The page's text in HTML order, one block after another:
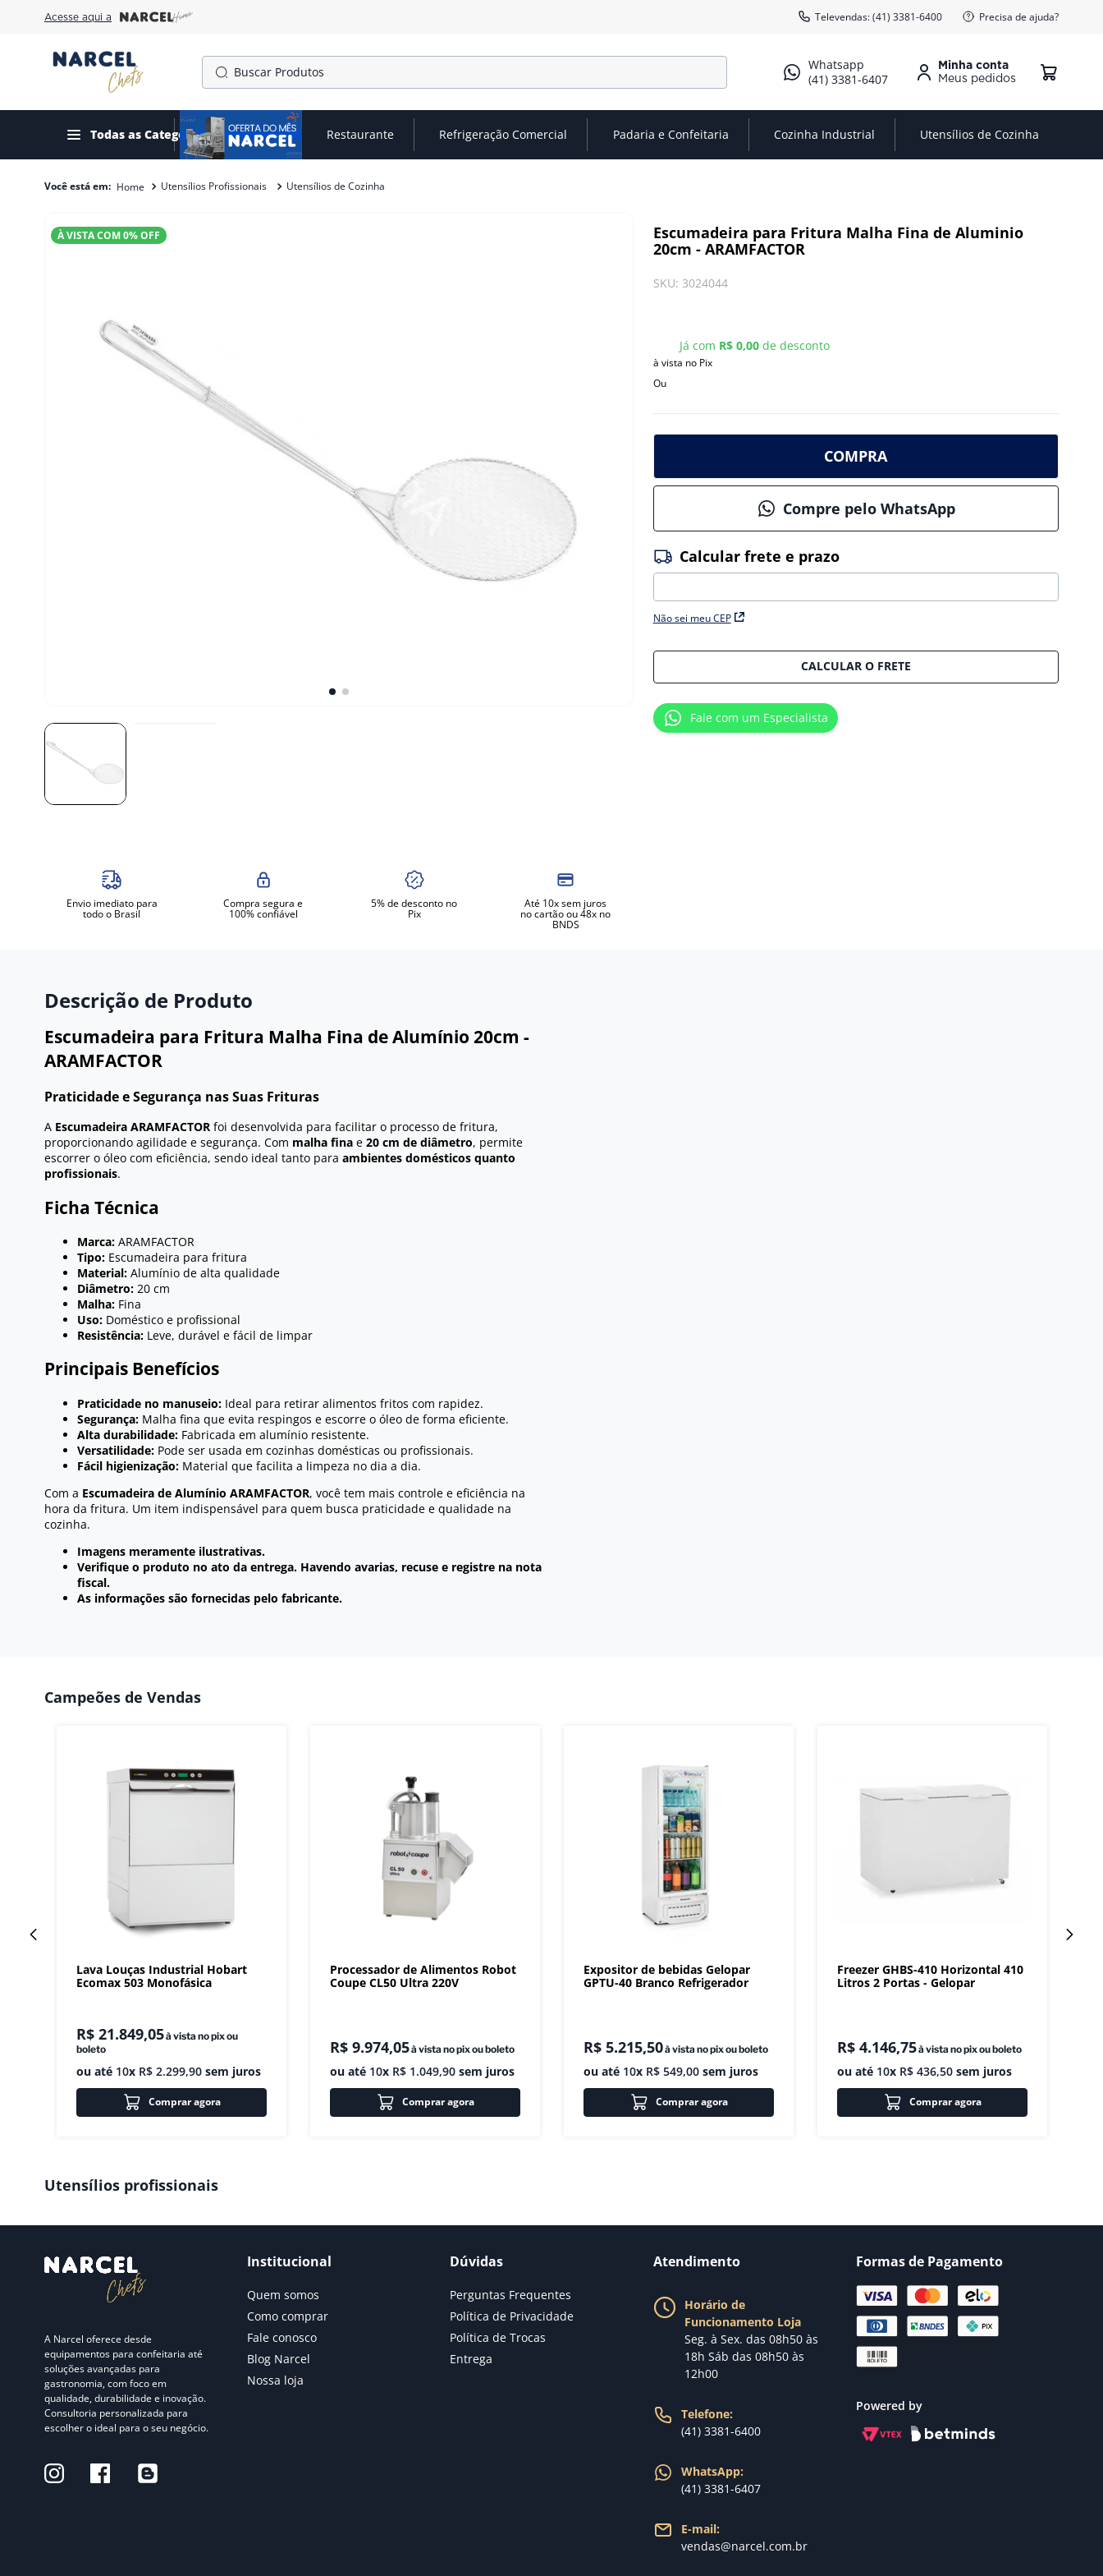
Acesse aqui a Televendas: (41) 3381-6400 Precisa de ajuda?
Buscar Produtos
(41) 3381-6407
Minha conta
Todas as CategoriasOfertas do mês Restaurante Refrigeração Comercial Padaria e Confeitaria Cozinha Industrial Utensílios de Cozinha
Utensílios Profissionais Utensílios de Cozinha
À VISTA COM0% OFF
Envio imediato para
todo o Brasil
Compra segura e
100% confiável
5% de desconto no
Pix
Até 10x sem juros
no cartão ou 48x no
BNDS
Escumadeira para Fritura Malha Fina de Aluminio
20cm - ARAMFACTOR
SKU: 3024044
Já com R$ 0,00de desconto
à vista no Pix
Ou
COMPRA
Compre pelo WhatsApp
Não sei meu CEP
CALCULAR O FRETE
Fale com um Especialista
Descrição de Produto
Escumadeira para Fritura Malha Fina de Alumínio 20cm -
ARAMFACTOR
Praticidade e Segurança nas Suas Frituras
A Escumadeira ARAMFACTOR foi desenvolvida para facilitar o processo de fritura,
proporcionando agilidade e segurança. Com malha fina e 20 cm de diâmetro, permite
escorrer o óleo com eficiência, sendo ideal tanto para ambientes domésticos quanto
profissionais.
Ficha Técnica
Marca: ARAMFACTOR
Tipo: Escumadeira para fritura
Material: Alumínio de alta qualidade
Diâmetro: 20 cm
Malha: Fina
Uso: Doméstico e profissional
Resistência: Leve, durável e fácil de limpar
Principais Benefícios
Praticidade no manuseio: Ideal para retirar alimentos fritos com rapidez.
Segurança: Malha fina que evita respingos e escorre o óleo de forma eficiente.
Alta durabilidade: Fabricada em alumínio resistente.
Versatilidade: Pode ser usada em cozinhas domésticas ou profissionais.
Fácil higienização: Material que facilita a limpeza no dia a dia.
Com a Escumadeira de Alumínio ARAMFACTOR, você tem mais controle e eficiência na
hora da fritura. Um item indispensável para quem busca praticidade e qualidade na
cozinha.
Imagens meramente ilustrativas.
Verifique o produto no ato da entrega. Havendo avarias, recuse e registre na nota
fiscal.
As informações são fornecidas pelo fabricante.
Campeões de Vendas
Lava Louças Industrial Hobart
Ecomax 503 Monofásica
R$ 21.849,05à vista no pix ou
boleto
ou até 10x R$ 2.299,90sem juros
Comprar agora
Processador de Alimentos Robot
Coupe CL50 Ultra 220V
R$ 9.974,05à vista no pix ou boleto
ou até 10x R$ 1.049,90sem juros
Comprar agora
Expositor de bebidas Gelopar
GPTU-40 Branco Refrigerador
R$ 5.215,50à vista no pix ou boleto
ou até 10x R$ 549,00sem juros
Comprar agora
Freezer GHBS-410 Horizontal 410
Litros 2 Portas - Gelopar
R$ 4.146,75à vista no pix ou boleto
ou até 10x R$ 436,50sem juros
Comprar agora
Utensílios profissionais
A Narcel oferece desde
equipamentos para confeitaria até
soluções avançadas para
gastronomia, com foco em
qualidade, durabilidade e inovação.
Consultoria personalizada para
escolher o ideal para o seu negócio.
Institucional
Quem somos
Como comprar
Fale conosco
Blog Narcel
Nossa loja
Dúvidas
Perguntas Frequentes
Política de Privacidade
Política de Trocas
Entrega
Atendimento
Horário de
Funcionamento Loja
Seg. à Sex. das 08h50 às
18h Sáb das 08h50 às
12h00
Telefone:
(41) 3381-6400
WhatsApp:
(41) 3381-6407
E-mail:
vendas@narcel.com.br
Formas de Pagamento
Powered by
1º
cafeteira
2º
freezer
3º
gelopar
10º fritadeira